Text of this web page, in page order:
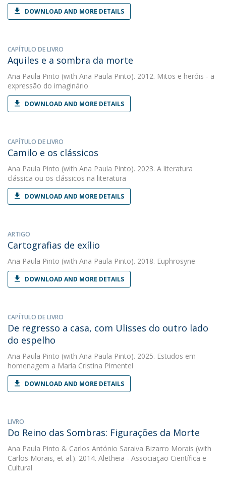
DOWNLOAD AND MORE DETAILS
CAPÍTULO DE LIVRO
Aquiles e a sombra da morte
Ana Paula Pinto (with Ana Paula Pinto). 2012. Mitos e heróis - a
expressão do imaginário
DOWNLOAD AND MORE DETAILS
CAPÍTULO DE LIVRO
Camilo e os clássicos
Ana Paula Pinto (with Ana Paula Pinto). 2023. A literatura
clássica ou os clássicos na literatura
DOWNLOAD AND MORE DETAILS
ARTIGO
Cartografias de exílio
Ana Paula Pinto (with Ana Paula Pinto). 2018. Euphrosyne
DOWNLOAD AND MORE DETAILS
CAPÍTULO DE LIVRO
De regresso a casa, com Ulisses do outro lado
do espelho
Ana Paula Pinto (with Ana Paula Pinto). 2025. Estudos em
homenagem a Maria Cristina Pimentel
DOWNLOAD AND MORE DETAILS
LIVRO
Do Reino das Sombras: Figurações da Morte
Ana Paula Pinto & Carlos António Saraiva Bizarro Morais (with
Carlos Morais, et al.). 2014. Aletheia - Associação Científica e
Cultural